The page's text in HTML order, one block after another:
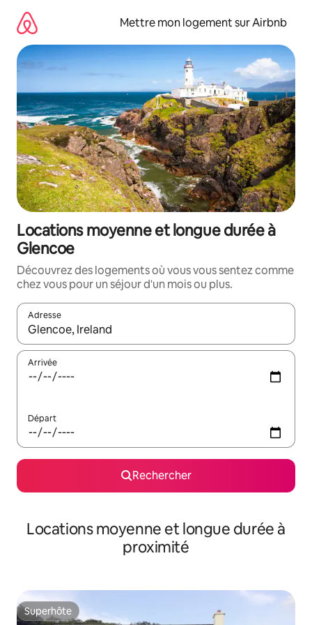
directement
contenu
Mettre mon logement sur Airbnb
Locations moyenne et longue durée à
Glencoe
Découvrez des logements où vous vous sentez comme
chez vous pour un séjour d'un mois ou plus.
Adresse
Lorsque les résultats s'affichent, utilisez les flèches vers le
Arrivée
Départ
Rechercher
Locations moyenne et longue durée à
proximité
Superhôte
Superhôte